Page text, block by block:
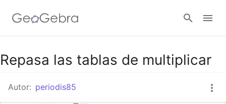
Google Classroom
GeoGebra Classroom
Repasa las tablas de multiplicar
Autor: periodis85